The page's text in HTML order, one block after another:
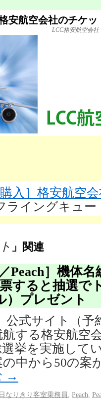
安航空会社のチケ
LCC格安航空会
購入］格安航空
ライングキュー
」関連
Peach］機体
すると抽選で
）プレゼント
公式サイト（予
する格安航空
挙を実施して
中から50の案
→
なりきり客室乗務員 Peach